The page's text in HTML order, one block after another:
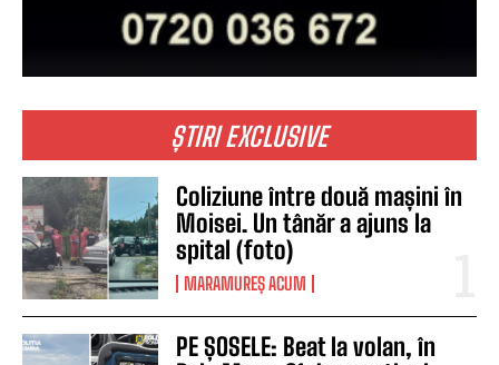
ȘTIRI EXCLUSIVE
Coliziune între două mașini în
Moisei. Un tânăr a ajuns la
spital (foto)
MARAMUREȘ ACUM
PE ȘOSELE: Beat la volan, în